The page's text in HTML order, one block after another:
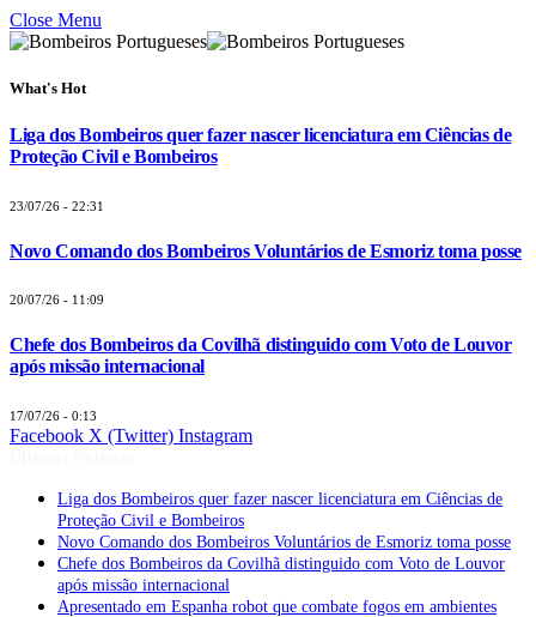
Close Menu
What's Hot
Liga dos Bombeiros quer fazer nascer licenciatura em Ciências de
Proteção Civil e Bombeiros
23/07/26 - 22:31
Novo Comando dos Bombeiros Voluntários de Esmoriz toma posse
20/07/26 - 11:09
Chefe dos Bombeiros da Covilhã distinguido com Voto de Louvor
após missão internacional
17/07/26 - 0:13
Facebook X (Twitter) Instagram
Liga dos Bombeiros quer fazer nascer licenciatura em Ciências de
Proteção Civil e Bombeiros
Novo Comando dos Bombeiros Voluntários de Esmoriz toma posse
Chefe dos Bombeiros da Covilhã distinguido com Voto de Louvor
após missão internacional
Apresentado em Espanha robot que combate fogos em ambientes